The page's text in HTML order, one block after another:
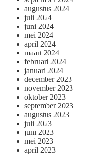
augustus 2024
juli 2024
juni 2024
mei 2024
april 2024
maart 2024
februari 2024
januari 2024
december 2023
november 2023
oktober 2023
september 2023
augustus 2023
juli 2023
juni 2023
mei 2023
april 2023